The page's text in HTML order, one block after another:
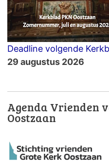
Deadline volgende
29 augustus 2026
Agenda Vrienden
Oostzaan